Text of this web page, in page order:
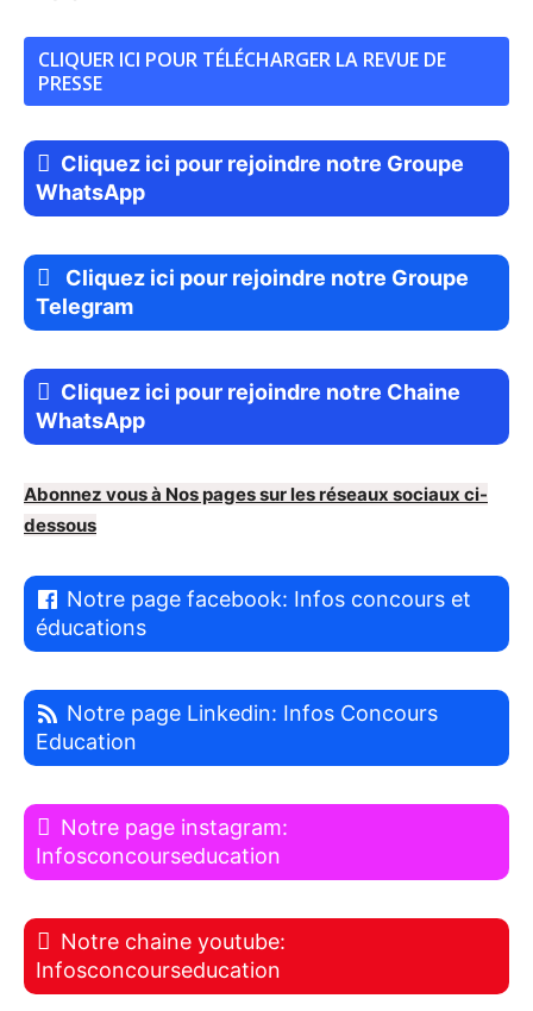
CLIQUER ICI POUR TÉLÉCHARGER LA REVUE DE
PRESSE
Cliquez ici pour rejoindre notre Groupe
WhatsApp
Cliquez ici pour rejoindre notre Groupe
Telegram
Cliquez ici pour rejoindre notre Chaine
WhatsApp
Abonnez vous à Nos pages sur les réseaux sociaux ci-
dessous
Notre page facebook: Infos concours et
éducations
Notre page Linkedin: Infos Concours
Education
Notre page instagram:
Infosconcourseducation
Notre chaine youtube:
Infosconcourseducation